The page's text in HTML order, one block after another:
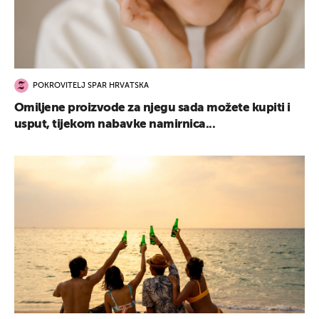
POKROVITELJ SPAR HRVATSKA
Omiljene proizvode za njegu sada možete kupiti i
usput, tijekom nabavke namirnica...